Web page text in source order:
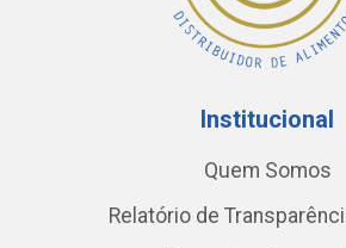
Institucional
Quem Somos
Relatório de